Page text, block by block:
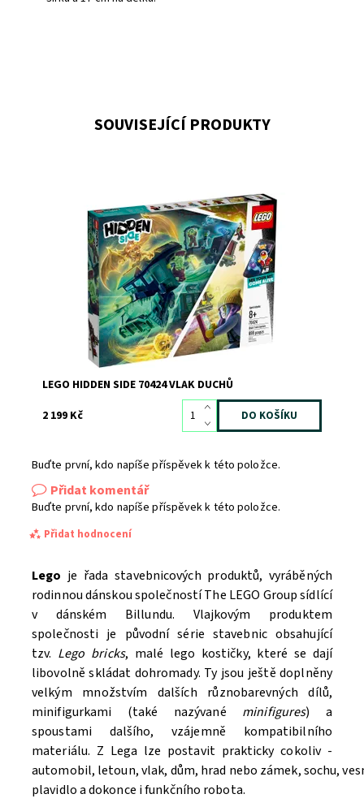
SOUVISEJÍCÍ PRODUKTY
Všichni nastupovat na strašidelnou jízdu v rozšířené
Dostupnost:
Skladem3
6006
LEGO
LEGO HIDDEN SIDE 70424 VLAK DUCHŮ
2 199 Kč
Buďte první, kdo napíše příspěvek k této položce.
Přidat komentář
Buďte první, kdo napíše příspěvek k této položce.
Přidat hodnocení
Souhlasím seZpracováním osobních údajů.
Lego je řada stavebnicových produktů, vyráběných
rodinnou dánskou společností The LEGO Group sídlící
v dánském Billundu. Vlajkovým produktem
společnosti je původní série stavebnic obsahující
tzv. Lego bricks, malé lego kostičky, které se dají
libovolně skládat dohromady. Ty jsou ještě doplněny
velkým množstvím dalších různobarevných dílů,
minifigurkami (také nazývané minifigures) a
spoustami dalšího, vzájemně kompatibilního
materiálu. Z Lega lze postavit prakticky cokoliv -
automobil, letoun, vlak, dům, hrad nebo zámek, sochu,
plavidlo a dokonce i funkčního robota.